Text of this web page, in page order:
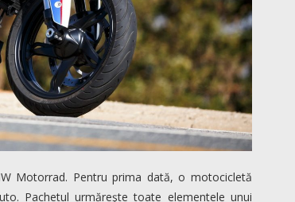
Motorrad. Pentru prima dată, o motocicletă
Pachetul urmăreşte toate elementele unui